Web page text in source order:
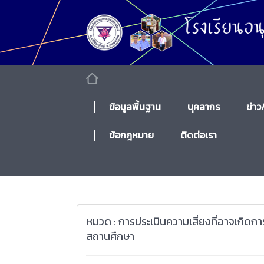
ข้อมูลพื้นฐาน บุคลากร
ข่า
ข้อกฎหมาย
ติดต่อเรา
หมวด : การประเมินความเสี่ยงที่อาจเกิด
สถานศึกษา